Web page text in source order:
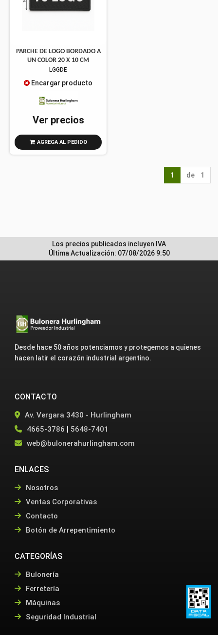
PARCHE DE LOGO BORDADO A
UN COLOR 20 X 10 CM
LGGDE
Encargar producto
Ver precios
AGREGA AL PEDIDO
1 de 1
Los precios publicados incluyen IVA
Última Actualización: 07/08/2026 9:50
Desde hace 50 años potenciamos y protegemos a quienes
hacen latir el corazón industrial argentino.
CONTACTO
Av. Vergara 3430 - Hurlingham
4665-3786 | 5648-7401
web@bulonerahurlingham.com
ENLACES
Nosotros
Ventas Corporativas
Contacto
Botón de Arrepentimiento
CATEGORÍAS
Bulonería
Ferretería
Máquinas
Seguridad Industrial